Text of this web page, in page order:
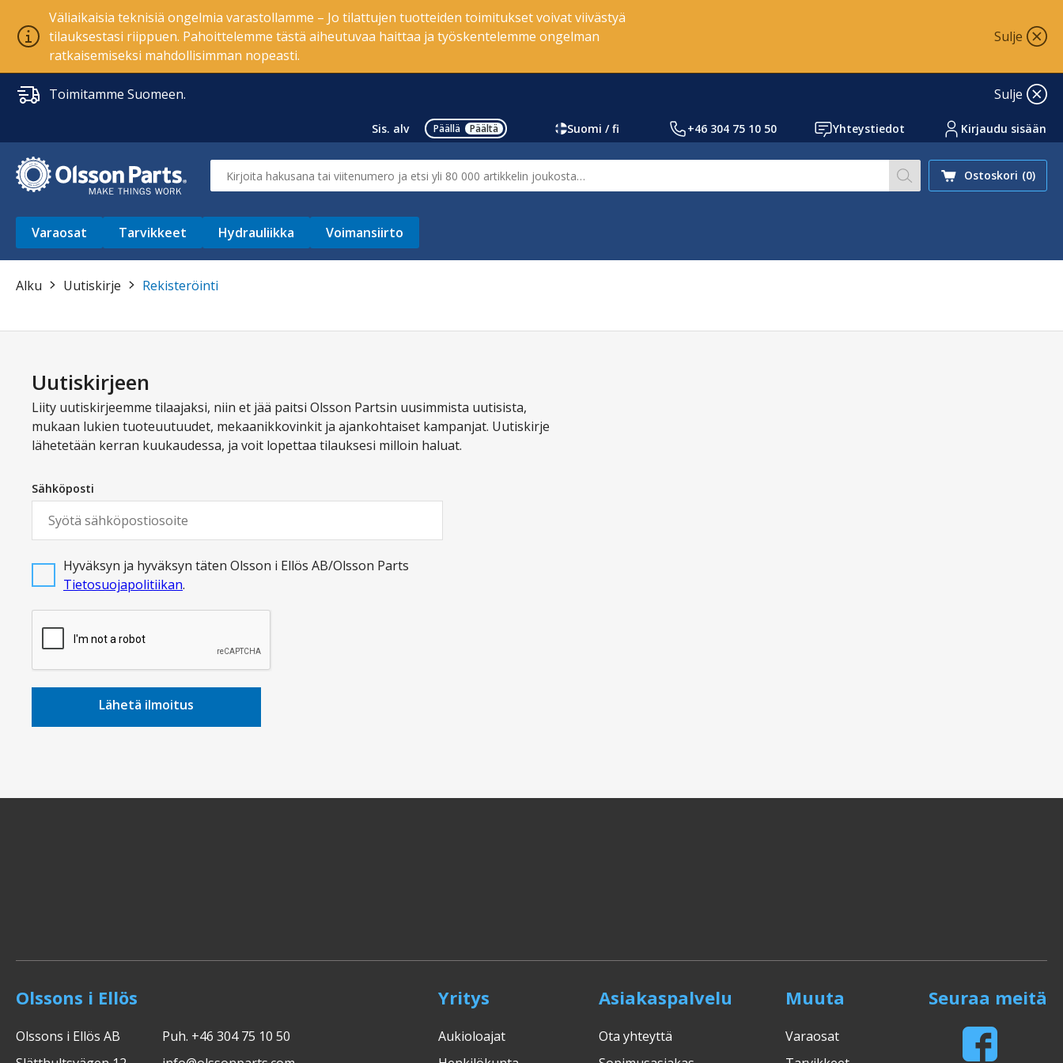
Väliaikaisia teknisiä ongelmia varastollamme – Jo tilattujen tuotteiden toimitukset voivat viivästyä
tilauksestasi riippuen. Pahoittelemme tästä aiheutuvaa haittaa ja työskentelemme ongelman
ratkaisemiseksi mahdollisimman nopeasti.
Sulje
Toimitamme Suomeen. Sulje
Sis. alv Päällä Päältä Suomi / fi +46 304 75 10 50 Yhteystiedot Kirjaudu sisään
Hae sivustoltamme
Ostoskori (0)
Varaosat Tarvikkeet Hydrauliikka Voimansiirto
Alku Uutiskirje Rekisteröinti
Uutiskirjeen
Liity uutiskirjeemme tilaajaksi, niin et jää paitsi Olsson Partsin uusimmista uutisista,
mukaan lukien tuoteuutuudet, mekaanikkovinkit ja ajankohtaiset kampanjat. Uutiskirje
lähetetään kerran kuukaudessa, ja voit lopettaa tilauksesi milloin haluat.
Sähköposti
Hyväksyn ja hyväksyn täten Olsson i Ellös AB/Olsson Parts
Tietosuojapolitiikan.
Lähetä ilmoitus
Olssons i Ellös
Olssons i Ellös AB
Puh. +46 304 75 10 50
Yritys
Aukioloajat
Asiakaspalvelu
Ota yhteyttä
Muuta
Varaosat
Seuraa meitä